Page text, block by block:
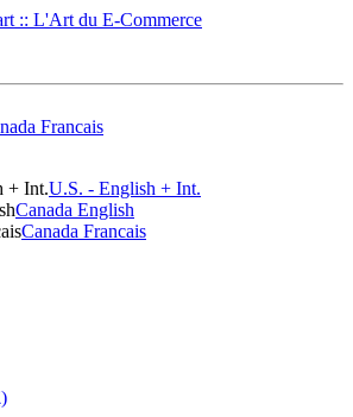
Francais
U.S. - English + Int.
Canada English
Canada Francais